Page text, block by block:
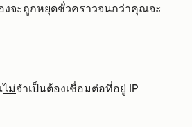
งจะถูกหยุดชั่วคราวจนกว่าคุณจะ
ไม่จำเป็นต้องเชื่อมต่อที่อยู่ IP